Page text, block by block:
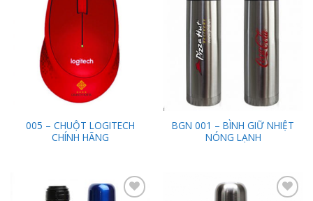
Add to
Wishlist
005 – CHUỘT LOGITECH
CHÍNH HÃNG
BGN 001 – BÌNH GIỮ NHIỆT
NÓNG LẠNH